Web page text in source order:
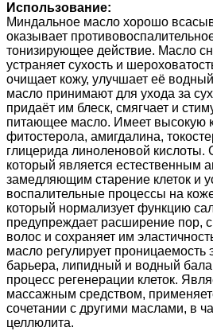
Использование:
Миндальное масло хорошо
оказывает
тонизирующее действие. Масло
устраняет сухость и
очищает кожу, улучшает её
масло принимают для ухода за
придаёт им блеск, смягчает и
питающее масло. Имеет высокую
фитостерола, амигдалина,
глицерида линоленовой
который является естественным
замедляющим старение клеток и
воспалительные процессы на
который нормализует функцию
предупреждает расширение пор,
волос и сохраняет им
масло регулирует проницаемость
барьера, липидный и водный
процесс регенерации клеток.
массажным средством,
сочетании с другими маслами, в
целлюлита.